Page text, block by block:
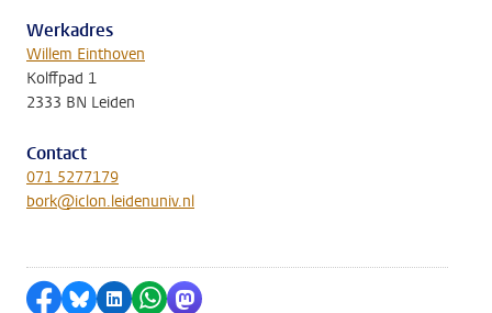
Werkadres
Willem Einthoven
Kolffpad 1
2333 BN Leiden
Contact
071 5277179
bork@iclon.leidenuniv.nl
Delen op Facebook
Delen via Bluesky
Delen op LinkedIn
Delen via WhatsApp
Delen via Mastodon